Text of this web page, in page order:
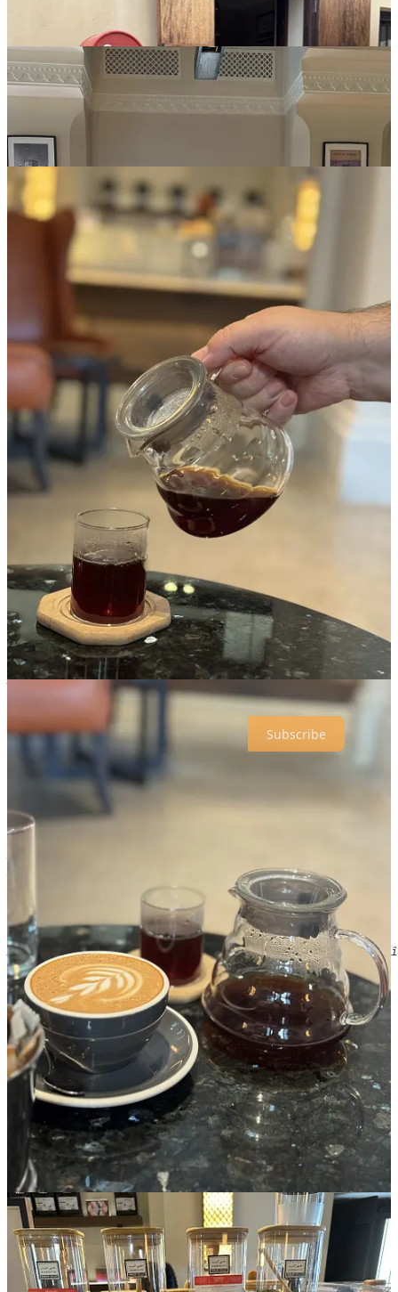
Program, prețuri, alte detalii și, mai ales, cum ajungi
🏪 Duminică – joi 07:00 – 23:00; vineri – sâmbătă: 08:00 – 00:00;
💵 Espresso – 19 AED, Espresso dublu – 23 AED, Americano – 23
AED, Long black – 23 AED, Cortado – 23 AED, Macchiato – 21
AED, Cappuccino – 25 AED, Caffe Latte – 25 AED, Flat White –
26 AED, Aeropress – 40 AED; Cold brew – 38 AED; Prețurile
diferă în funcție de originea de cafea aleasă; Curs valutar: 1 AED =
aproximativ 1,2 lei
🫘 Three Coffee Roasters: Ethiopia Guji Anasora 🇪🇹 / Brazil
Fazenda Bananal 🇧🇷 / Emirati Arabic Coffee Blend
📠 La Marzocco
Facebook/Instagram
📍Corniche St – Mareijah – Hay Al Gharb – Sharjah – United Arab
Emirates
Dacă ai primit un forward cu acest newsletter, The Weekly Brew
este ghidul în care poți să descoperi cele mai cool locuri din orașul
tău, tot ceea ce trebuie să știi pentru a-ți face o cafea bună și acasă,
plus alte noutăți și curiozități din lumea cafelei. În fiecare
săptămână. Dimineața. La fel ca o cafea bună. 😊
Subscribe
Evenimente
îți recomand să-ți notezi deja și evenimentele la care merită să ajungi
Text within this block will maintain its original spacing when
published
Ai o cafenea și organizezi diverse evenimente la tine
SAVE THE DATE 2026
🗓️ 18 - 20 ianuarie
📌 Dacă vrei să ajungi la primul evenimentWorld of Coffee din
2026
, atunci trebuie să-ți programezi dejavacanța în Dubai🇦🇪
pentru că World of Coffee Dubai se va desfășura între 18 și 20
februarie. Iar aici poți să citești cum a fost la ediția de anul din 2025
📍Za’abeel Halls 1 ,4 ,5 & 6 , Dubai World Trade Centre
🗓️ 14 - 15 februarie
Coffee Fest Madrid se va desfășura în perioada 14 - 16 februarie.